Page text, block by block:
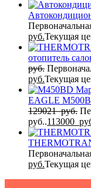
руб.Текущая
отопитель
руб.
руб.Текущая
EAGLE
129021руб.
руб..113000
руб.Текущая